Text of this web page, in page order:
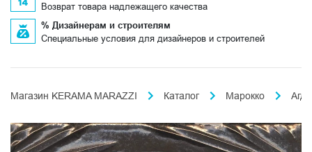
Возврат товара надлежащего качества
% Дизайнерам и строителям
Специальные условия для дизайнеров и строителей
Магазин KERAMA MARAZZI Каталог Марокко